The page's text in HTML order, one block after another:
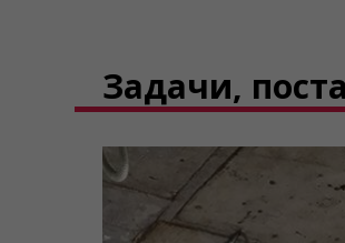
Задачи,